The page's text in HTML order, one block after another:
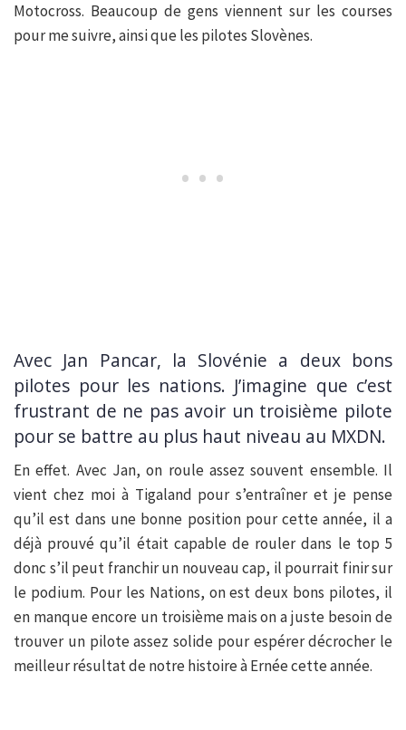
Motocross. Beaucoup de gens viennent sur les courses
pour me suivre, ainsi que les pilotes Slovènes.
Avec Jan Pancar, la Slovénie a deux bons
pilotes pour les nations. J’imagine que c’est
frustrant de ne pas avoir un troisième pilote
pour se battre au plus haut niveau au MXDN.
En effet. Avec Jan, on roule assez souvent ensemble. Il
vient chez moi à Tigaland pour s’entraîner et je pense
qu’il est dans une bonne position pour cette année, il a
déjà prouvé qu’il était capable de rouler dans le top 5
donc s’il peut franchir un nouveau cap, il pourrait finir sur
le podium. Pour les Nations, on est deux bons pilotes, il
en manque encore un troisième mais on a juste besoin de
trouver un pilote assez solide pour espérer décrocher le
meilleur résultat de notre histoire à Ernée cette année.